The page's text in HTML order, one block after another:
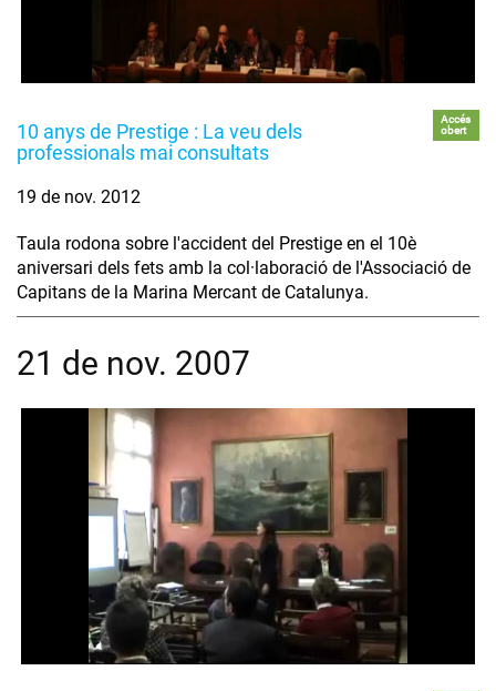
10 anys de Prestige : La veu dels
professionals mai consultats
Accés
obert
19 de nov. 2012
Taula rodona sobre l'accident del Prestige en el 10è
aniversari dels fets amb la col·laboració de l'Associació de
Capitans de la Marina Mercant de Catalunya.
21 de nov. 2007